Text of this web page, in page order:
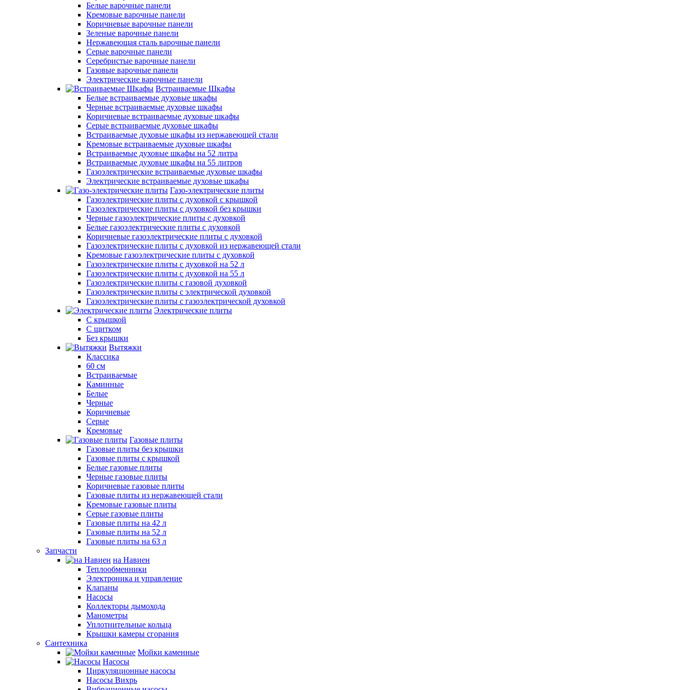
Белые варочные панели
Кремовые варочные панели
Коричневые варочные панели
Зеленые варочные панели
Нержавеющая сталь варочные панели
Серые варочные панели
Серебристые варочные панели
Газовые варочные панели
Электрические варочные панели
Встраиваемые Шкафы
Белые встраиваемые духовые шкафы
Черные встраиваемые духовые шкафы
Коричневые встраиваемые духовые шкафы
Серые встраиваемые духовые шкафы
Встраиваемые духовые шкафы из нержавеющей стали
Кремовые встраиваемые духовые шкафы
Встраиваемые духовые шкафы на 52 литра
Встраиваемые духовые шкафы на 55 литров
Газоэлектрические встраиваемые духовые шкафы
Электрические встраиваемые духовые шкафы
Газо-электрические плиты
Газоэлектрические плиты с духовкой с крышкой
Газоэлектрические плиты с духовкой без крышки
Черные газоэлектрические плиты с духовкой
Белые газоэлектрические плиты с духовкой
Коричневые газоэлектрические плиты с духовкой
Газоэлектрические плиты с духовкой из нержавеющей стали
Кремовые газоэлектрические плиты с духовкой
Газоэлектрические плиты с духовкой на 52 л
Газоэлектрические плиты с духовкой на 55 л
Газоэлектрические плиты с газовой духовкой
Газоэлектрические плиты с электрической духовкой
Газоэлектрические плиты с газоэлектрической духовкой
Электрические плиты
С крышкой
С щитком
Без крышки
Вытяжки
Классика
60 см
Встраиваемые
Каминные
Белые
Черные
Коричневые
Серые
Кремовые
Газовые плиты
Газовые плиты без крышки
Газовые плиты с крышкой
Белые газовые плиты
Черные газовые плиты
Коричневые газовые плиты
Газовые плиты из нержавеющей стали
Кремовые газовые плиты
Серые газовые плиты
Газовые плиты на 42 л
Газовые плиты на 52 л
Газовые плиты на 63 л
Запчасти
на Навиен
Теплообменники
Электроника и управление
Клапаны
Насосы
Коллекторы дымохода
Манометры
Уплотнительные кольца
Крышки камеры сгорания
Сантехника
Мойки каменные
Насосы
Циркуляционные насосы
Насосы Вихрь